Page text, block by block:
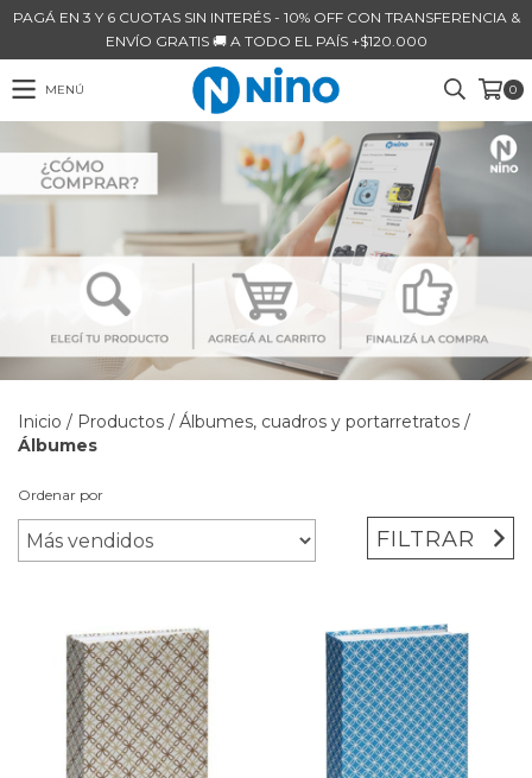
PAGÁ EN 3 Y 6 CUOTAS SIN INTERÉS - 10% OFF CON TRANSFERENCIA &
ENVÍO GRATIS 🚚 A TODO EL PAÍS +$120.000
MENÚ 0
Inicio / Productos / Álbumes, cuadros y portarretratos /
Álbumes
Ordenar por
FILTRAR